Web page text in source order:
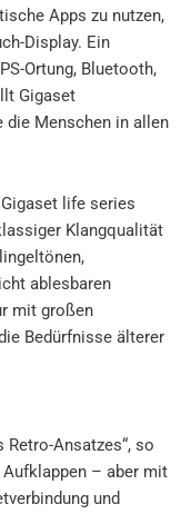
Apps zu nutzen,
Display. Ein
Ortung, Bluetooth,
Gigaset
Menschen in allen
life series
Klangqualität
ablesbaren
mit großen
Bedürfnisse älterer
Retro-Ansatzes“, so
– aber mit
und